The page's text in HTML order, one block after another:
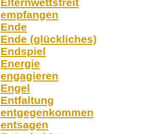
empfangen
Ende
Ende (glückliches)
Endspiel
Energie
engagieren
Engel
Entfaltung
entgegenkommen
entsagen